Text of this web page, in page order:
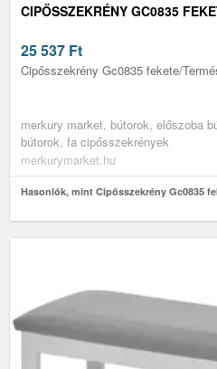
CIPŐSSZEKRÉNY GC0835
25 537 Ft
Cipősszekrény Gc0835 fekete/
merkury market, bútorok, előszoba
bútorok, fa cipősszekrények
merkurymarket.hu
Hasonlók, mint Cipősszekrény Gc0835